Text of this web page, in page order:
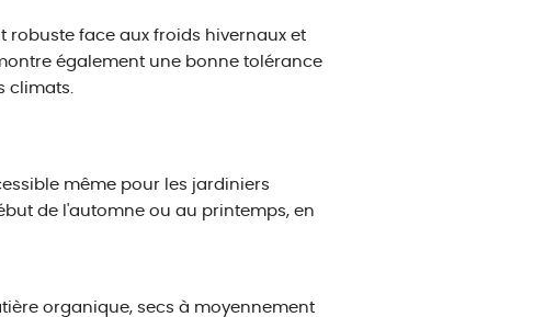
robuste face aux froids hivernaux et
également une bonne tolérance
climats.
même pour les jardiniers
de l'automne ou au printemps, en
organique, secs à moyennement